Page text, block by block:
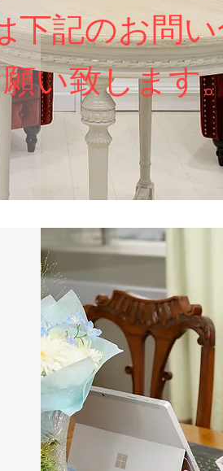
下記のお問
い致します